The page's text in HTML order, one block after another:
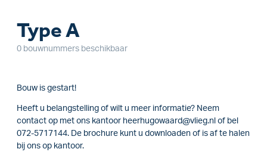
Type A
0 bouwnummers beschikbaar
Bouw is gestart!
Heeft u belangstelling of wilt u meer informatie? Neem
contact op met ons kantoor heerhugowaard@vlieg.nl of bel
072-5717144. De brochure kunt u downloaden of is af te halen
bij ons op kantoor.